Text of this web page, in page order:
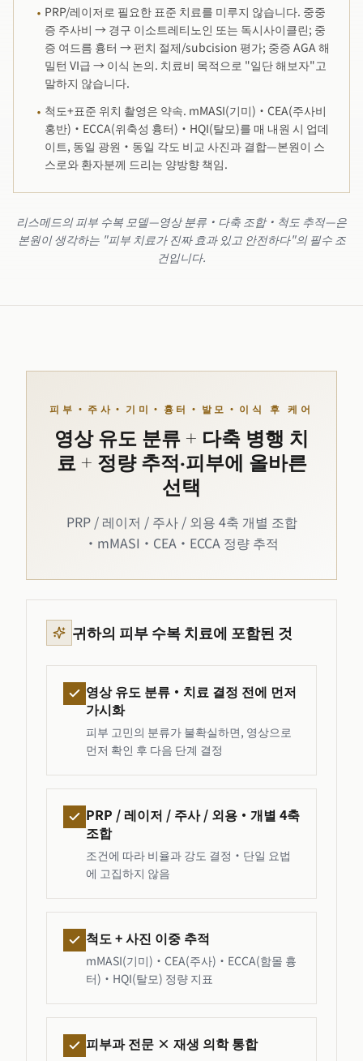
· PRP/레이저로 필요한 표준 치료를 미루지 않습니다. 중중
증 주사비 → 경구 이소트레티노인 또는 독시사이클린; 중
증 여드름 흉터 → 펀치 절제/subcision 평가; 중증 AGA 해
밀턴 VI급 → 이식 논의. 치료비 목적으로 "일단 해보자"고
말하지 않습니다.
· 척도+표준 위치 촬영은 약속. mMASI(기미)·CEA(주사비
홍반)·ECCA(위축성 흉터)·HQI(탈모)를 매 내원 시 업데
이트, 동일 광원·동일 각도 비교 사진과 결합—본원이 스
스로와 환자분께 드리는 양방향 책임.
리스메드의 피부 수복 모델—영상 분류·다축 조합·척도 추적—은
본원이 생각하는 "피부 치료가 진짜 효과 있고 안전하다"의 필수 조
건입니다.
피부·주사·기미·흉터·발모·이식 후 케어
영상 유도 분류 + 다축 병행 치
료 + 정량 추적·피부에 올바른
선택
PRP / 레이저 / 주사 / 외용 4축 개별 조합
·mMASI·CEA·ECCA 정량 추적
귀하의 피부 수복 치료에 포함된 것
영상 유도 분류·치료 결정 전에 먼저
가시화
피부 고민의 분류가 불확실하면, 영상으로
먼저 확인 후 다음 단계 결정
PRP / 레이저 / 주사 / 외용·개별 4축
조합
조건에 따라 비율과 강도 결정·단일 요법
에 고집하지 않음
척도 + 사진 이중 추적
mMASI(기미)·CEA(주사)·ECCA(함몰 흉
터)·HQI(탈모) 정량 지표
피부과 전문 × 재생 의학 통합